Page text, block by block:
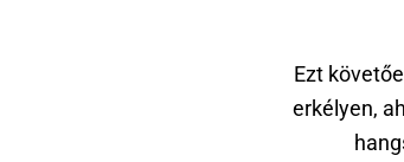
Ezt
erkélyen,